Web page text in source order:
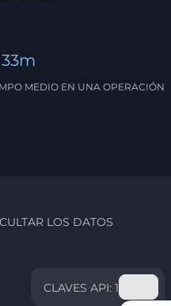
33m
MEDIO EN UNA OPERACIÓN
LOS DATOS
CLAVES API: 1